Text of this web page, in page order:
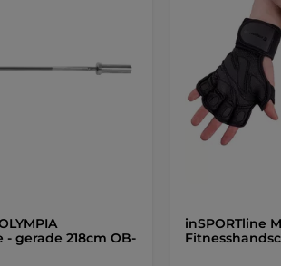
gerade 218cm OB-
inSPORTline